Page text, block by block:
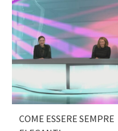
COME ESSERE SEMPRE